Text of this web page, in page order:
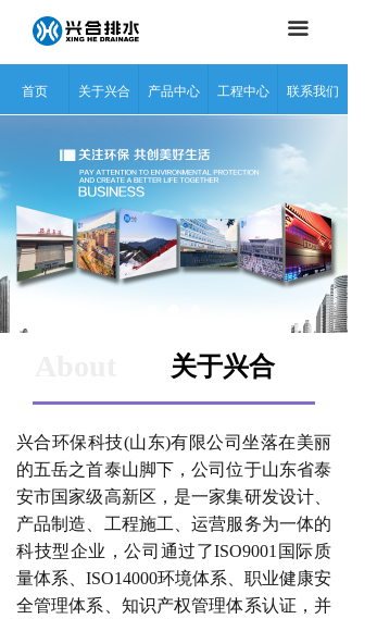
首页 关于兴合 产品中心 工程中心 联系我们
끀
兴合环保科技(山东)有限公司坐落在美丽
的五岳之首泰山脚下，公司位于山东省泰
安市国家级高新区，是一家集研发设计、
产品制造、工程施工、运营服务为一体的
科技型企业，公司通过了ISO9001国际质
量体系、ISO14000环境体系、职业健康安
全管理体系、知识产权管理体系认证，并
关于兴合